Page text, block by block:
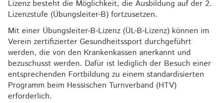
Lizenz besteht die Möglichkeit, die Ausbildung auf der 2.
Lizenzstufe (Übungsleiter-B) fortzusetzen.
Mit einer Übungsleiter-B-Lizenz (ÜL-B-Lizenz) können im
Verein zertifizierter Gesundheitssport durchgeführt
werden, die von den Krankenkassen anerkannt und
bezuschusst werden. Dafür ist lediglich der Besuch einer
entsprechenden Fortbildung zu einem standardisierten
Programm beim Hessischen Turnverband (HTV)
erforderlich.